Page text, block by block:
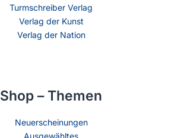
Turmschreiber Verlag
Verlag der Kunst
Verlag der Nation
Shop – Themen
Neuerscheinungen